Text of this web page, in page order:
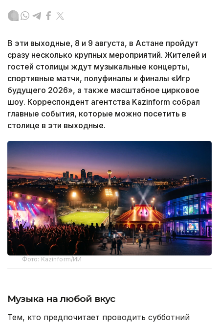
В эти выходные, 8 и 9 августа, в Астане пройдут
сразу несколько крупных мероприятий. Жителей и
гостей столицы ждут музыкальные концерты,
спортивные матчи, полуфиналы и финалы «Игр
будущего 2026», а также масштабное цирковое
шоу. Корреспондент агентства Kazinform собрал
главные события, которые можно посетить в
столице в эти выходные.
Фото: Kazinform/ИИ
Музыка на любой вкус
Тем, кто предпочитает проводить субботний